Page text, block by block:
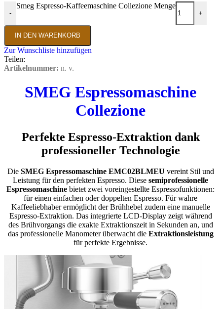
-
Smeg Espresso-Kaffeemaschine Collezione Menge
+
IN DEN WARENKORB
Zur Wunschliste hinzufügen
Teilen:
Artikelnummer: n. v.
SMEG Espressomaschine
Collezione
Perfekte Espresso-Extraktion dank
professioneller Technologie
Die SMEG Espressomaschine EMC02BLMEU vereint Stil und
Leistung für den perfekten Espresso. Diese semiprofessionelle
Espressomaschine bietet zwei voreingestellte Espressofunktionen:
für einen einfachen oder doppelten Espresso. Für wahre
Kaffeeliebhaber ermöglicht der Brühhebel zudem eine manuelle
Espresso-Extraktion. Das integrierte LCD-Display zeigt während
des Brühvorgangs die exakte Extraktionszeit in Sekunden an, und
das professionelle Manometer überwacht die Extraktionsleistung
für perfekte Ergebnisse.